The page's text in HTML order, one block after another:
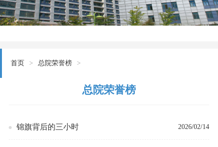
首页 > 总院荣誉榜 >
总院荣誉榜
锦旗背后的三小时 2026/02/14